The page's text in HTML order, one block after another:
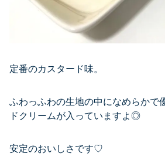
定番のカスタード味。
ふわっふわの生地の中になめらかで
ドクリームが入っていますよ◎
安定のおいしさです♡